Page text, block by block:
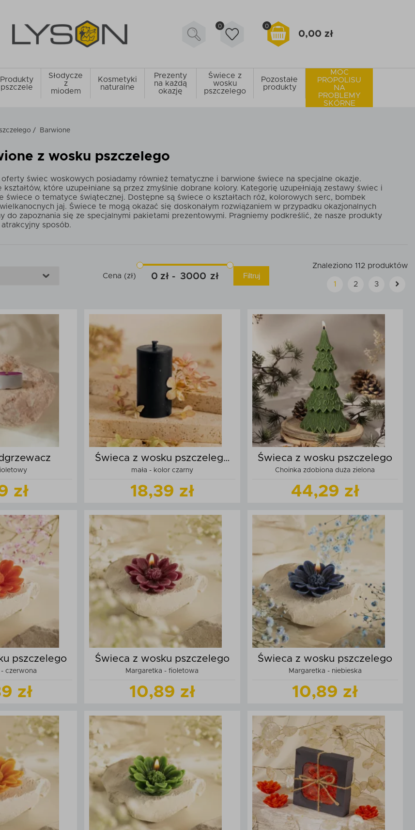
0 0
0,00 zł
Produkty
pszczele
Słodycze
z
miodem
Kosmetyki
naturalne
Prezenty
na każdą
okazję
Świece z
wosku
pszczelego
Pozostałe
produkty
MOC
PROPOLISU
NA
PROBLEMY
SKÓRNE
/ Barwione
z wosku pszczelego
świec woskowych posiadamy również tematyczne i barwione świece na specjalne okazje.
które uzupełniane są przez zmyślnie dobrane kolory. Kategorię uzupełniają zestawy świec i
świece o tematyce świątecznej. Dostępne są świece o kształtach róż, kolorowych serc, bombek
jaj. Świece te mogą okazać się doskonałym rozwiązaniem w przypadku okazjonalnych
do zapoznania się ze specjalnymi pakietami prezentowymi. Pragniemy podkreślić, że nasze produkty
sposób.
Cena (zł) 0 3000 Filtruj
Znaleziono 112 produktów
1 2 3
zł
produkt
koszyka
Świeca z wosku pszczelego
okrągła
mała - kolor czarny
18,39 zł
Zobacz produkt
Dodaj do koszyka
Świeca z wosku pszczelego
Choinka zdobiona duża zielona
44,29 zł
Zobaczprodukt
Dodaj do koszyka
pszczelego
czerwona
zł
produkt
koszyka
Świeca z wosku pszczelego
Margaretka - fioletowa
10,89 zł
produkt
Dodaj do koszyka
Świeca z wosku pszczelego
Margaretka - niebieska
10,89 zł
Zobacz produkt
Dodaj do koszyka